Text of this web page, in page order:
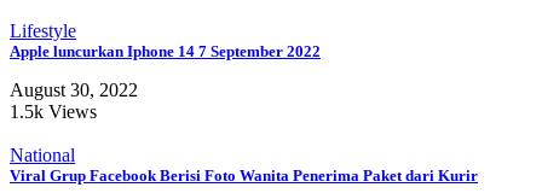
Lifestyle
Apple luncurkan Iphone 14 7 September 2022
August 30, 2022
1.5k Views
National
Viral Grup Facebook Berisi Foto Wanita Penerima Paket dari Kurir